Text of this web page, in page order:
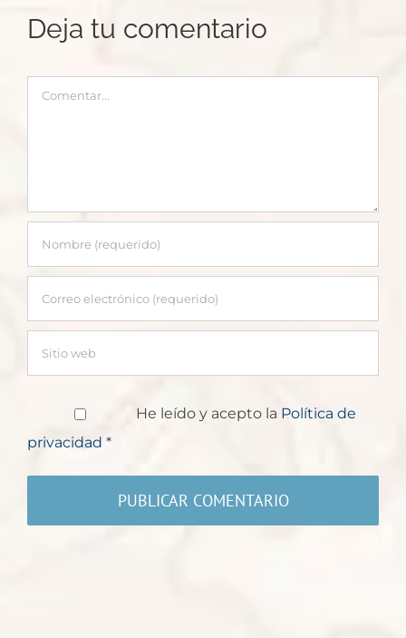
Deja tu comentario
Comentar
He leído y acepto la Política de
privacidad *